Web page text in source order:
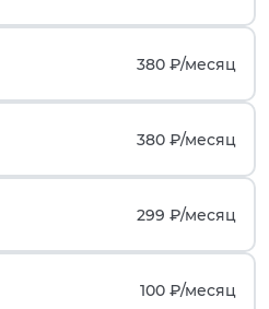
380 ₽/месяц
380 ₽/месяц
299 ₽/месяц
100 ₽/месяц